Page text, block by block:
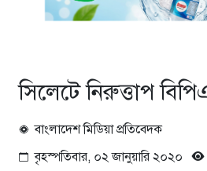
সিলেটে নিরুত্তাপ
বাংলাদেশ মিডিয়া প্রতিবেদক
বৃহস্পতিবার, ০২ জানুয়ারি ২০২০